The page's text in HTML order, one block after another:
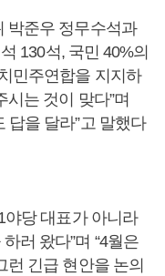
박준우 정무수석과
130석, 국민 40%의
민주연합을 지지하
는 것이 맞다”며
답을 달라”고 말했다
야당 대표가 아니라
러 왔다”며 “4월은
긴급 현안을 논의